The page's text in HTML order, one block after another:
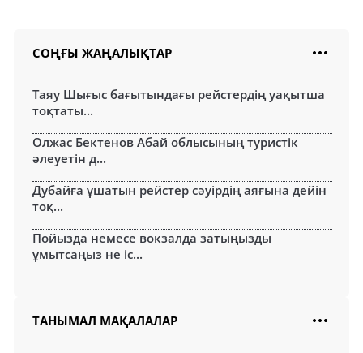
СОҢҒЫ ЖАҢАЛЫҚТАР
Таяу Шығыс бағытындағы рейстердің уақытша
тоқтаты...
Олжас Бектенов Абай облысының туристік
әлеуетін д...
Дубайға ұшатын рейстер сәуірдің аяғына дейін
тоқ...
Пойызда немесе вокзалда затыңызды
ұмытсаңыз не іс...
ТАНЫМАЛ МАҚАЛАЛАР